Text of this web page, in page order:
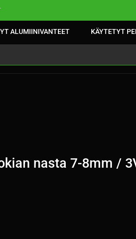
ALUMIINIVANTEET KÄYTETYT
nasta 7-8mm /